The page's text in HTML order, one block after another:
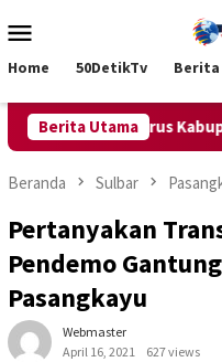
ke
Mobile
Home 50DetikTv Berita
Berita Utama
Pengurus
Beranda Sulbar
Pertanyakan
Pendemo
Pasangkayu
Webmaster
April 16, 2021
627 views